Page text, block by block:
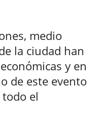
medio
la ciudad han
y en
de este evento
el